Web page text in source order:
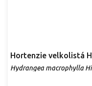
Hortenzie velkolistá
Hydrangea macrophylla